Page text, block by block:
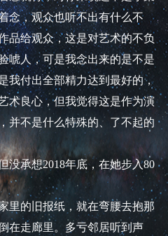
念，观众也听不出有什么不
品给观众，这是对艺术的不负
唬人，可是我念出来的是不是
我付出全部精力达到最好的，
术良心，但我觉得这是作为演
并不是什么特殊的、了不起的
承想2018年底，在她步入80
的旧报纸，就在弯腰去抱那
在走廊里。多亏邻居听到声